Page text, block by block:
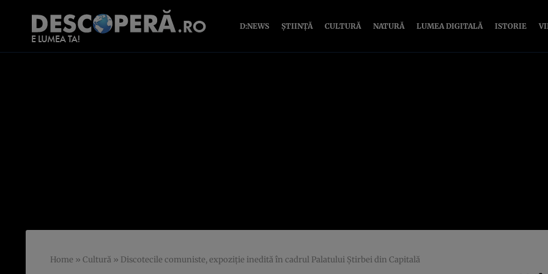
D:NEWS ȘTIINȚĂ CULTURĂ NATURĂ LUMEA DIGITALĂ ISTORIE
Home » Cultură » Discotecile comuniste, expoziţie inedită în cadrul Palatului Ştirbei din Capitală